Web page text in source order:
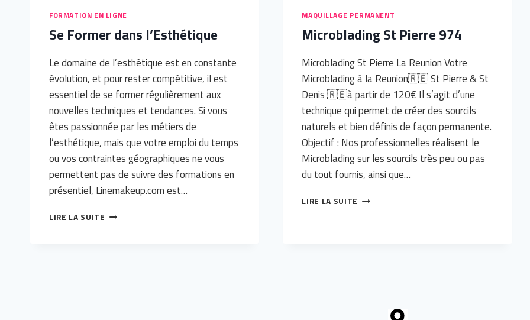
FORMATION EN LIGNE
Se Former dans l’Esthétique
Le domaine de l’esthétique est en constante
évolution, et pour rester compétitive, il est
essentiel de se former régulièrement aux
nouvelles techniques et tendances. Si vous
êtes passionnée par les métiers de
l’esthétique, mais que votre emploi du temps
ou vos contraintes géographiques ne vous
permettent pas de suivre des formations en
présentiel, Linemakeup.com est…
LIRE LA SUITE SE
MAQUILLAGE PERMANENT
Microblading St Pierre 974
Microblading St Pierre La Reunion Votre
Microblading à la Reunion🇷🇪 St Pierre & St
Denis 🇷🇪à partir de 120€ Il s’agit d’une
technique qui permet de créer des sourcils
naturels et bien définis de façon permanente.
Objectif : Nos professionnelles réalisent le
Microblading sur les sourcils très peu ou pas
du tout fournis, ainsi que…
LIRE LA SUITE MICROBLADING